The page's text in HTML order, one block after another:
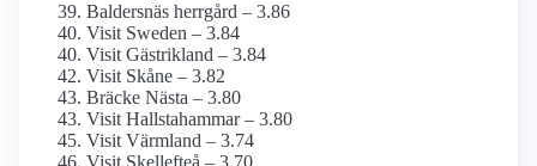
Baldersnäs herrgård – 3.86
Visit Sweden – 3.84
Visit Gästrikland – 3.84
Visit Skåne – 3.82
Bräcke Nästa – 3.80
Visit Hallstahammar – 3.80
Visit Värmland – 3.74
Visit Skellefteå – 3.70